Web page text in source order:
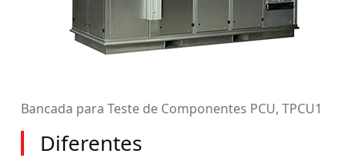
Bancada para Teste de Componentes PCU, TPCU1
Diferentes